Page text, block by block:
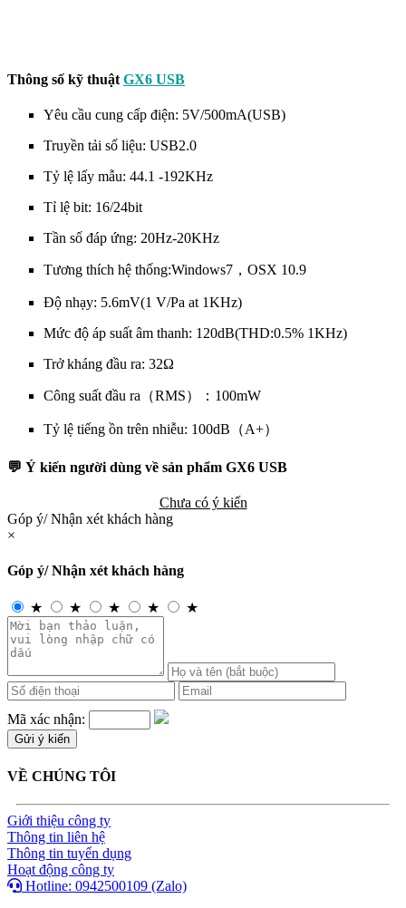
Thông số kỹ thuật GX6 USB
Yêu cầu cung cấp điện: 5V/500mA(USB)
Truyền tải số liệu: USB2.0
Tỷ lệ lấy mẫu: 44.1 -192KHz
Tỉ lệ bit: 16/24bit
Tần số đáp ứng: 20Hz-20KHz
Tương thích hệ thống:Windows7，OSX 10.9
Độ nhạy: 5.6mV(1 V/Pa at 1KHz)
Mức độ áp suất âm thanh: 120dB(THD:0.5% 1KHz)
Trở kháng đầu ra: 32Ω
Công suất đầu ra（RMS）：100mW
Tỷ lệ tiếng ồn trên nhiễu: 100dB（A+）
💬 Ý kiến người dùng về sản phẩm GX6 USB
Chưa có ý kiến
Góp ý/ Nhận xét khách hàng
×
Góp ý/ Nhận xét khách hàng
★ ★ ★ ★ ★
Mã xác nhận:
VỀ CHÚNG TÔI
Giới thiệu công ty
Thông tin liên hệ
Thông tin tuyển dụng
Hoạt động công ty
Hotline: 0942500109 (Zalo)